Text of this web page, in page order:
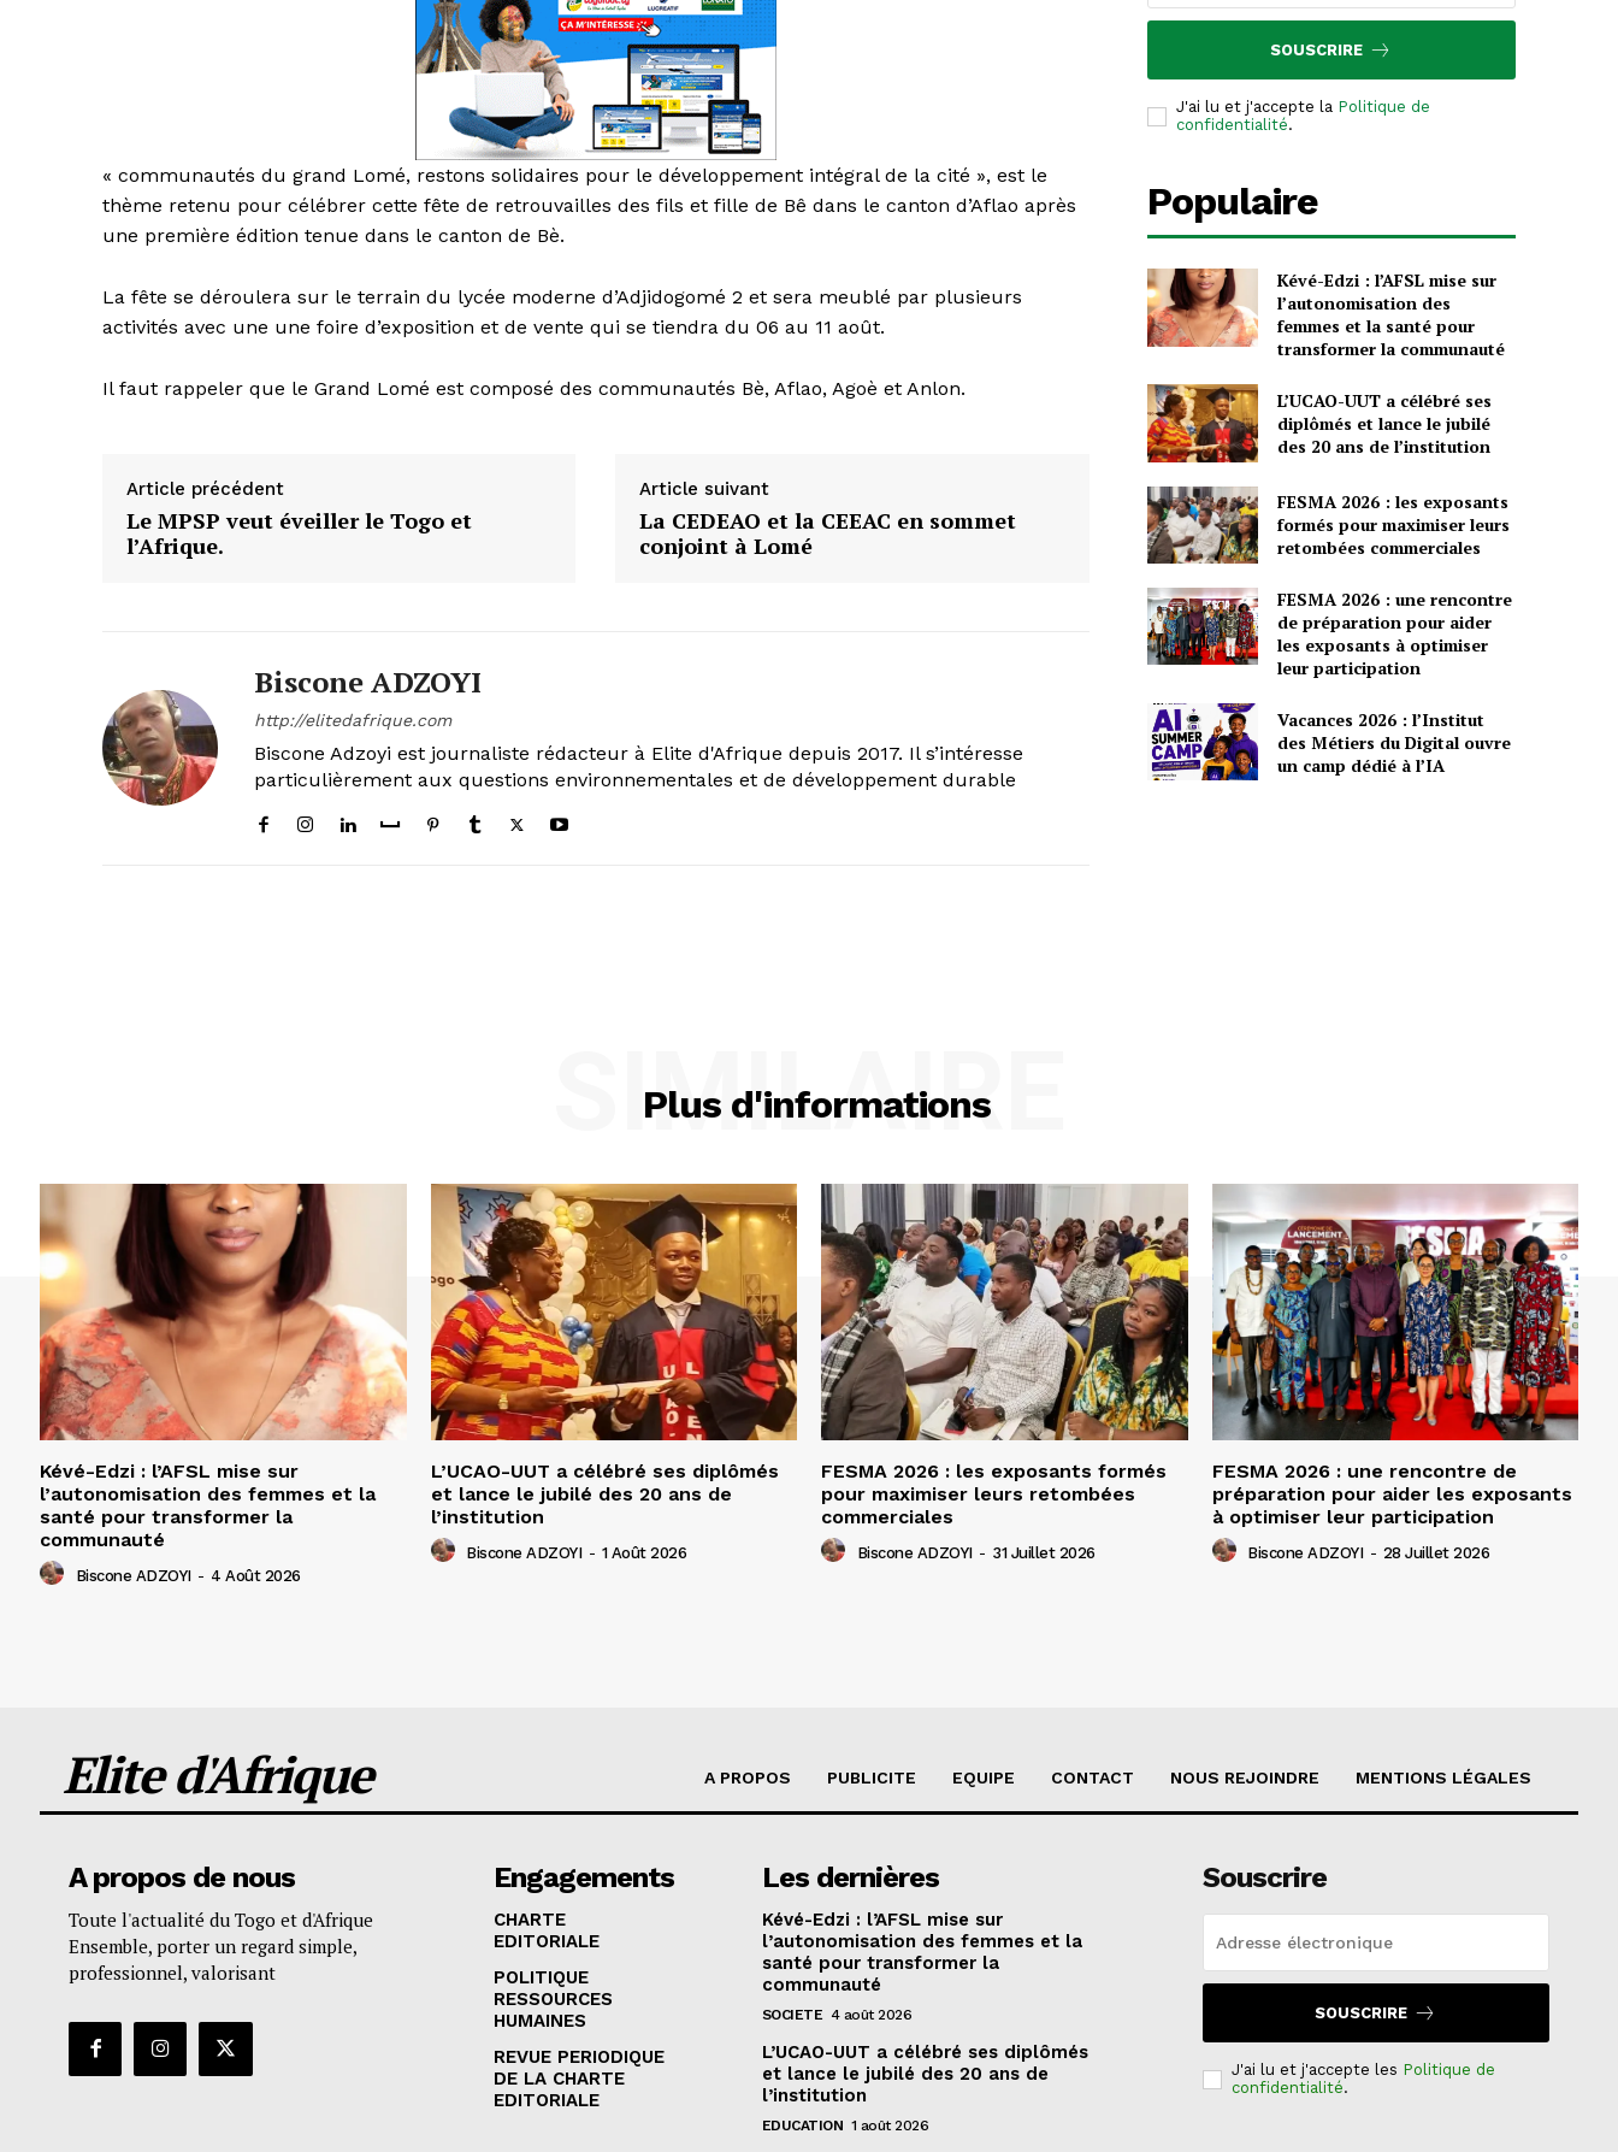
« communautés du grand Lomé, restons solidaires pour le développement intégral de la cité », est le
thème retenu pour célébrer cette fête de retrouvailles des fils et fille de Bê dans le canton d’Aflao après
une première édition tenue dans le canton de Bè.
La fête se déroulera sur le terrain du lycée moderne d’Adjidogomé 2 et sera meublé par plusieurs
activités avec une une foire d’exposition et de vente qui se tiendra du 06 au 11 août.
Il faut rappeler que le Grand Lomé est composé des communautés Bè, Aflao, Agoè et Anlon.
Article précédent
Le MPSP veut éveiller le Togo et
l’Afrique.
Article suivant
La CEDEAO et la CEEAC en sommet
conjoint à Lomé
Biscone ADZOYI
http://elitedafrique.com
Biscone Adzoyi est journaliste rédacteur à Elite d'Afrique depuis 2017. Il s’intéresse
particulièrement aux questions environnementales et de développement durable
SOUSCRIRE
J'ai lu et j'accepte la Politique de
confidentialité.
Populaire
Kévé-Edzi : l’AFSL mise sur
l’autonomisation des
femmes et la santé pour
transformer la communauté
L’UCAO-UUT a célébré ses
diplômés et lance le jubilé
des 20 ans de l’institution
FESMA 2026 : les exposants
formés pour maximiser leurs
retombées commerciales
FESMA 2026 : une rencontre
de préparation pour aider
les exposants à optimiser
leur participation
Vacances 2026 : l’Institut
des Métiers du Digital ouvre
un camp dédié à l’IA
Plus d'informations
SIMILAIRE
Kévé-Edzi : l’AFSL mise sur
l’autonomisation des femmes et la
santé pour transformer la
communauté
Biscone ADZOYI - 4 Août 2026
L’UCAO-UUT a célébré ses diplômés
et lance le jubilé des 20 ans de
l’institution
Biscone ADZOYI - 1 Août 2026
FESMA 2026 : les exposants formés
pour maximiser leurs retombées
commerciales
Biscone ADZOYI - 31 Juillet 2026
FESMA 2026 : une rencontre de
préparation pour aider les exposants
à optimiser leur participation
Biscone ADZOYI - 28 Juillet 2026
Elite d'Afrique A PROPOS PUBLICITE EQUIPE CONTACT NOUS REJOINDRE MENTIONS LÉGALES
A propos de nous
Toute l'actualité du Togo et d'Afrique
Ensemble, porter un regard simple,
professionnel, valorisant
Engagements
CHARTE
EDITORIALE
POLITIQUE
RESSOURCES
HUMAINES
REVUE PERIODIQUE
DE LA CHARTE
EDITORIALE
Les dernières
Kévé-Edzi : l’AFSL mise sur
l’autonomisation des femmes et la
santé pour transformer la
communauté
SOCIETE 4 août 2026
L’UCAO-UUT a célébré ses diplômés
et lance le jubilé des 20 ans de
l’institution
EDUCATION 1 août 2026
Souscrire
SOUSCRIRE
J'ai lu et j'accepte les Politique de
confidentialité.